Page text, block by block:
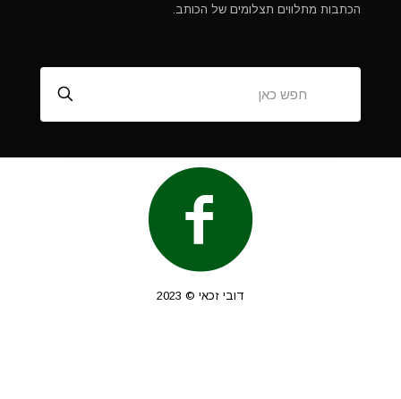
הכתבות מתלווים תצלומים של הכותב.
דובי זכאי © 2023